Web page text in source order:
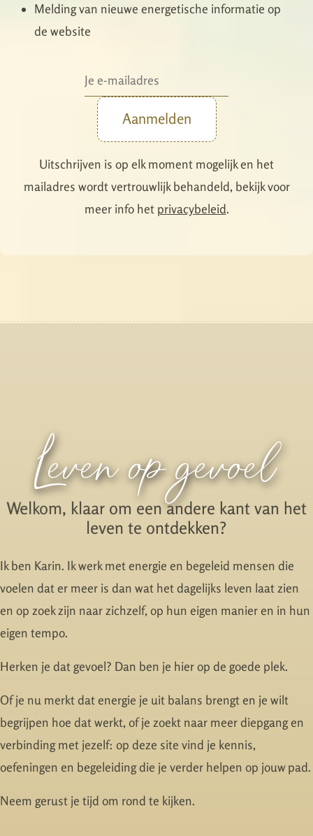
Melding van nieuwe energetische informatie op
de website
Aanmelden
Uitschrijven is op elk moment mogelijk en het
mailadres wordt vertrouwlijk behandeld, bekijk voor
meer info het privacybeleid.
Leven op gevoel
Welkom, klaar om een andere kant van het
leven te ontdekken?
Ik ben Karin. Ik werk met energie en begeleid mensen die
voelen dat er meer is dan wat het dagelijks leven laat zien
en op zoek zijn naar zichzelf, op hun eigen manier en in hun
eigen tempo.
Herken je dat gevoel? Dan ben je hier op de goede plek.
Of je nu merkt dat energie je uit balans brengt en je wilt
begrijpen hoe dat werkt, of je zoekt naar meer diepgang en
verbinding met jezelf: op deze site vind je kennis,
oefeningen en begeleiding die je verder helpen op jouw pad.
Neem gerust je tijd om rond te kijken.